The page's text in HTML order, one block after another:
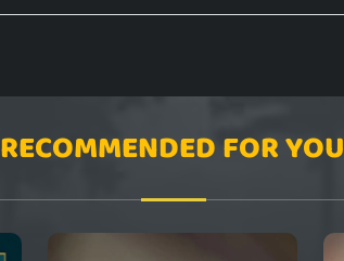
RECOMMENDED FOR YOU